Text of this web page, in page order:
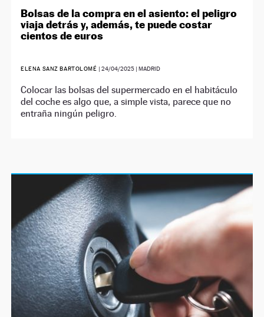
Bolsas de la compra en el asiento: el peligro
viaja detrás y, además, te puede costar
cientos de euros
ELENA SANZ BARTOLOMÉ | 24/04/2025| MADRID
Colocar las bolsas del supermercado en el habitáculo
del coche es algo que, a simple vista, parece que no
entraña ningún peligro.